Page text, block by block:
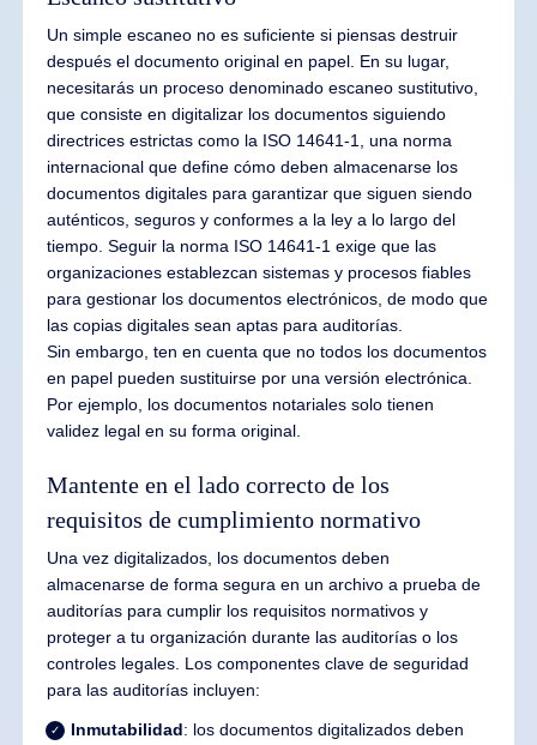
Un simple escaneo no es suficiente si piensas destruir
después el documento original en papel. En su lugar,
necesitarás un proceso denominado escaneo sustitutivo,
que consiste en digitalizar los documentos siguiendo
directrices estrictas como la ISO 14641-1, una norma
internacional que define cómo deben almacenarse los
documentos digitales para garantizar que siguen siendo
auténticos, seguros y conformes a la ley a lo largo del
tiempo. Seguir la norma ISO 14641-1 exige que las
organizaciones establezcan sistemas y procesos fiables
para gestionar los documentos electrónicos, de modo que
las copias digitales sean aptas para auditorías.
Sin embargo, ten en cuenta que no todos los documentos
en papel pueden sustituirse por una versión electrónica.
Por ejemplo, los documentos notariales solo tienen
validez legal en su forma original.
Mantente en el lado correcto de los
requisitos de cumplimiento normativo
Una vez digitalizados, los documentos deben
almacenarse de forma segura en un archivo a prueba de
auditorías para cumplir los requisitos normativos y
proteger a tu organización durante las auditorías o los
controles legales. Los componentes clave de seguridad
para las auditorías incluyen:
Inmutabilidad: los documentos digitalizados deben